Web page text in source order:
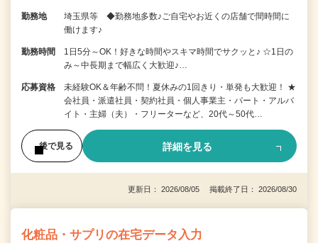
勤務地
埼玉県等 ◆勤務地多数♪ご自宅やお近くの店舗で間時間に
働けます♪
勤務時間
1日5分～OK！好きな時間やスキマ時間でサクッと♪ ☆1日の
み～中長期まで幅広く大歓迎♪…
応募資格
未経験OK＆年齢不問！夏休みの1回きり・単発も大歓迎！ ★
会社員・派遣社員・契約社員・個人事業主・パート・アルバ
イト・主婦（夫）・フリーターなど、20代～50代…
後で見る 詳細を見る
更新日： 2026/08/05 掲載終了日： 2026/08/30
化粧品・サプリの在宅データ入力